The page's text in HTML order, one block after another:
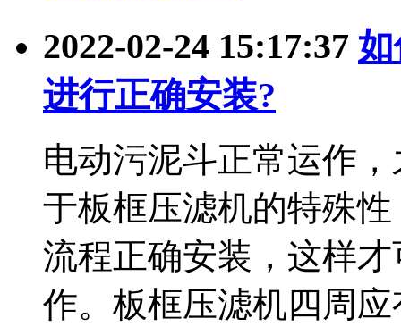
2022-02-24 15:17:37
进行正确安装?
电动污泥斗正常运作
于板框压滤机的特殊
流程正确安装，这样
作。板框压滤机四周